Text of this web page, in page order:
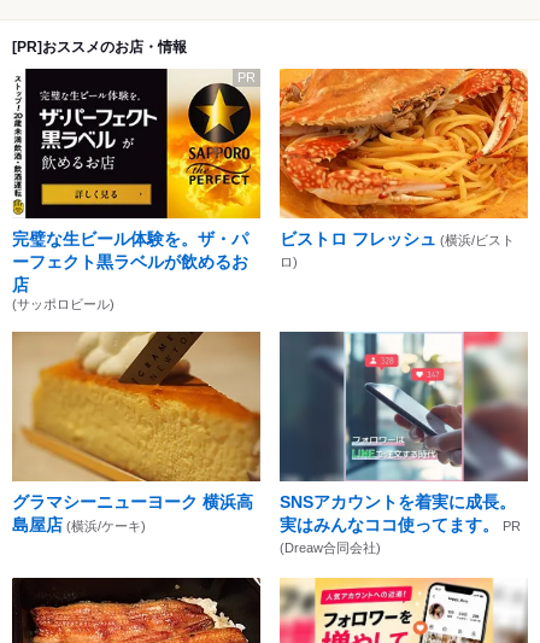
[PR]おススメのお店・情報
PR
完璧な生ビール体験を。ザ・パ
ーフェクト黒ラベルが飲めるお
店
(サッポロビール)
ビストロ フレッシュ (横浜/ビスト
ロ)
グラマシーニューヨーク 横浜高
島屋店 (横浜/ケーキ)
SNSアカウントを着実に成長。
実はみんなココ使ってます。
PR
(Dreaw合同会社)